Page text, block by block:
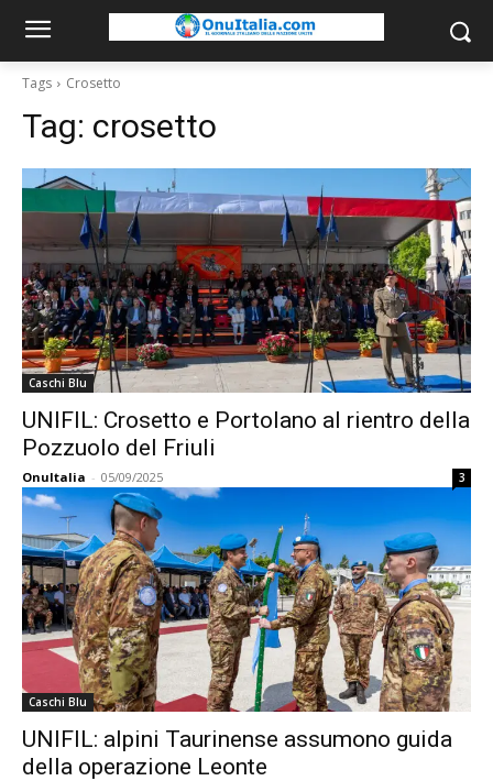
Tags Crosetto
Tag: crosetto
Caschi Blu
UNIFIL: Crosetto e Portolano al rientro della
Pozzuolo del Friuli
OnuItalia - 05/09/2025 3
Caschi Blu
UNIFIL: alpini Taurinense assumono guida
della operazione Leonte